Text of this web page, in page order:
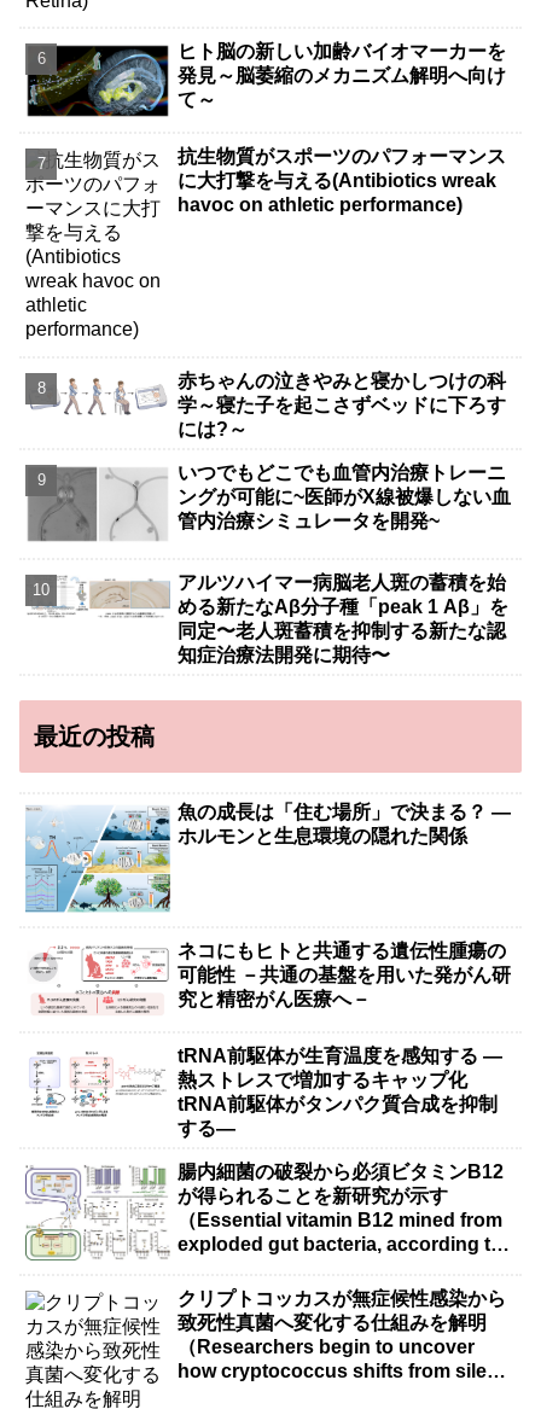
ヒト脳の新しい加齢バイオマーカーを
発見～脳萎縮のメカニズム解明へ向け
て～
抗生物質がスポーツのパフォーマンス
に大打撃を与える(Antibiotics wreak
havoc on athletic performance)
赤ちゃんの泣きやみと寝かしつけの科
学～寝た子を起こさずベッドに下ろす
には?～
いつでもどこでも血管内治療トレーニ
ングが可能に~医師がX線被爆しない血
管内治療シミュレータを開発~
アルツハイマー病脳老人斑の蓄積を始
める新たなAβ分子種「peak 1 Aβ」を
同定〜老人斑蓄積を抑制する新たな認
知症治療法開発に期待〜
最近の投稿
魚の成長は「住む場所」で決まる？ ―
ホルモンと生息環境の隠れた関係
ネコにもヒトと共通する遺伝性腫瘍の
可能性 －共通の基盤を用いた発がん研
究と精密がん医療へ－
tRNA前駆体が生育温度を感知する ―
熱ストレスで増加するキャップ化
tRNA前駆体がタンパク質合成を抑制
する―
腸内細菌の破裂から必須ビタミンB12
が得られることを新研究が示す
（Essential vitamin B12 mined from
exploded gut bacteria, according to
クリプトコッカスが無症候性感染から
致死性真菌へ変化する仕組みを解明
（Researchers begin to uncover
how cryptococcus shifts from silent